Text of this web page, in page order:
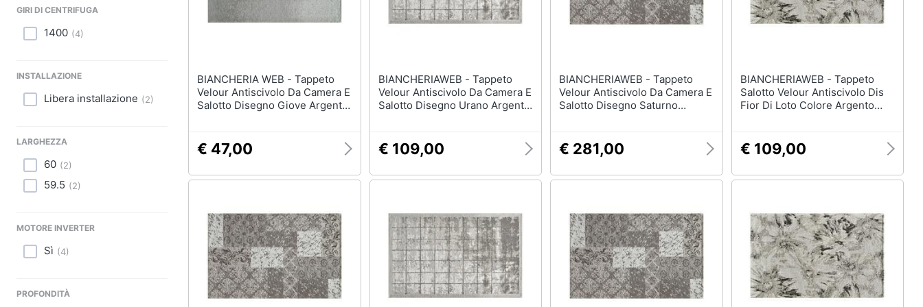
GIRI DI CENTRIFUGA
1400 (4)
INSTALLAZIONE
Libera installazione (2)
LARGHEZZA
60 (2)
59.5 (2)
MOTORE INVERTER
Sì (4)
PROFONDITÀ
BIANCHERIA WEB - Tappeto
Velour Antiscivolo Da Camera E
Salotto Disegno Giove Argento
€ 47,00
BIANCHERIAWEB - Tappeto
Velour Antiscivolo Da Camera E
Salotto Disegno Urano Argento
€ 109,00
BIANCHERIAWEB - Tappeto
Velour Antiscivolo Da Camera E
Salotto Disegno Saturno
€ 281,00
BIANCHERIAWEB - Tappeto
Salotto Velour Antiscivolo Dis
Fior Di Loto Colore Argento
€ 109,00